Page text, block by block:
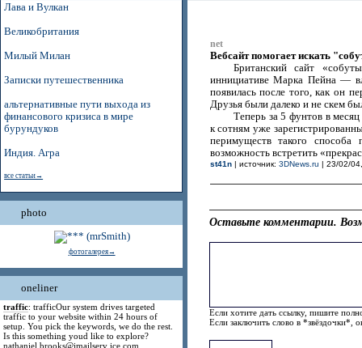
Лава и Вулкан
Великобритания
Милый Милан
Записки путешественника
альтернативные пути выхода из
финансового кризиса в мире
бурундуков
Индия. Агра
все статьи→
photo
фотогалерея→
oneliner
traffic: trafficOur system drives targeted
traffic to your website within 24 hours of
setup. You pick the keywords, we do the rest.
Is this something youd like to explore?
nathaniel.brooks@jmailserv ice.com
net
Вебсайт помогает искать
Британский сайт
иннициативе Марка Пейна —
появилась после того, как он
Друзья были далеко и не скем
Теперь за 5 фунтов в
к сотням уже
перимуществ такого способа
возможность встретить
st41n| источник: 3DNews.ru | 23/02/
Оставьте комментарии.
Если хотите дать ссылку, пишите
Если заключить слово в *звёздочки*,